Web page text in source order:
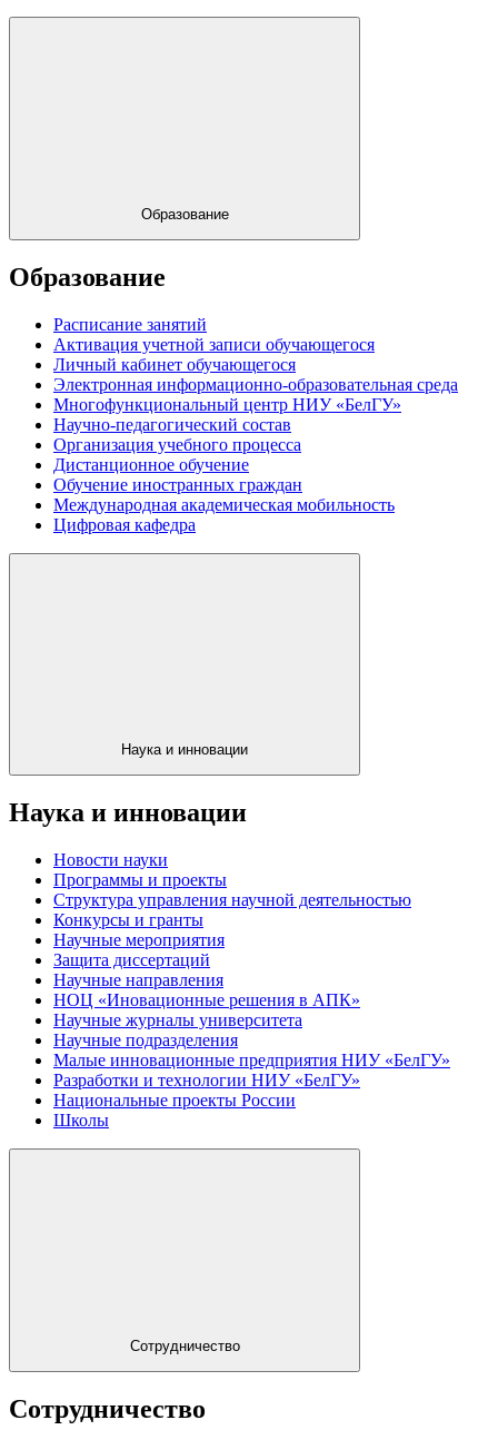
Образование
Образование
Расписание занятий
Активация учетной записи обучающегося
Личный кабинет обучающегося
Электронная информационно-образовательная среда
Многофункциональный центр НИУ «БелГУ»
Научно-педагогический состав
Организация учебного процесса
Дистанционное обучение
Обучение иностранных граждан
Международная академическая мобильность
Цифровая кафедра
Наука и инновации
Наука и инновации
Новости науки
Программы и проекты
Структура управления научной деятельностью
Конкурсы и гранты
Научные мероприятия
Защита диссертаций
Научные направления
НОЦ «Иновационные решения в АПК»
Научные журналы университета
Научные подразделения
Малые инновационные предприятия НИУ «БелГУ»
Разработки и технологии НИУ «БелГУ»
Национальные проекты России
Школы
Сотрудничество
Сотрудничество